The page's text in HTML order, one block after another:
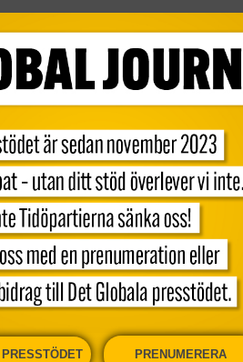
I ett uttalande på deras
av en tändare eller
att ”det fanns inga bevis för
en sådan attack, ett sådant
GSF:s talesperson Saif
anklagar Israel för att ligga
fredlig humanitär konvoj.
Albanese, som deltar i flottan,
det visar sig att Israel låg bakom
PRENUMERERA